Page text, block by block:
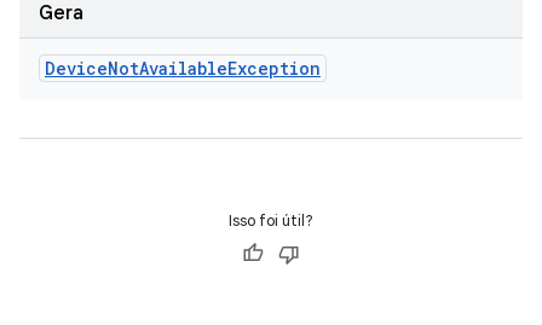
Gera
DeviceNotAvailableException
Isso foi útil?